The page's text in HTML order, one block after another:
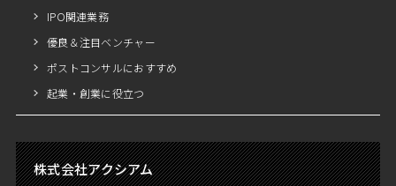
IPO関連業務
優良＆注目ベンチャー
ポストコンサルにおすすめ
起業・創業に役立つ
株式会社アクシアム